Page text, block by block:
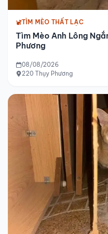
TÌM MÈO THẤT LẠC
Tìm Mèo Anh Lông
Phương
08/08/2026
220 Thụy Phương